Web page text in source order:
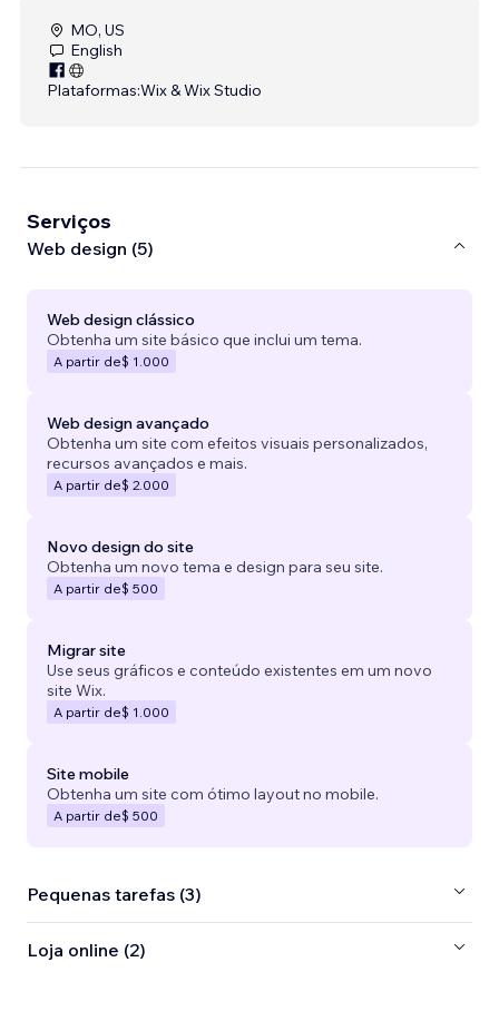
MO, US
English
Plataformas:Wix & Wix Studio
Serviços
Web design (5)
Web design clássico
Obtenha um site básico que inclui um tema.
A partir de$ 1.000
Web design avançado
Obtenha um site com efeitos visuais personalizados,
recursos avançados e mais.
A partir de$ 2.000
Novo design do site
Obtenha um novo tema e design para seu site.
A partir de$ 500
Migrar site
Use seus gráficos e conteúdo existentes em um novo
site Wix.
A partir de$ 1.000
Site mobile
Obtenha um site com ótimo layout no mobile.
A partir de$ 500
Pequenas tarefas (3)
Loja online (2)